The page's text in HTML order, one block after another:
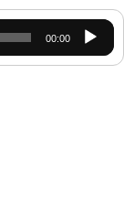
مشغل
الصوت
00:00